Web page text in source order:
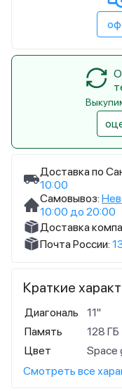
Доставка по
10:00
Самовывоз:
10:00 до 20:00
Доставка
Почта России:
Краткие
Диагональ
11"
Память
128 ГБ
Цвет
Space
Смотреть все